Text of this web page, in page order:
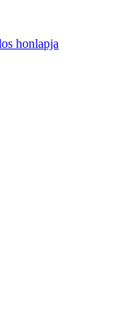
honlapja